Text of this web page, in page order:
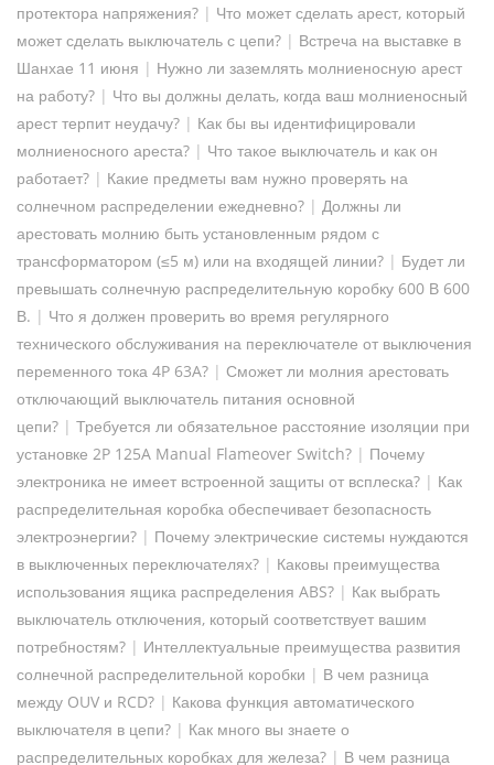
протектора напряжения? | Что может сделать арест, который
может сделать выключатель с цепи? | Встреча на выставке в
Шанхае 11 июня | Нужно ли заземлять молниеносную арест
на работу? | Что вы должны делать, когда ваш молниеносный
арест терпит неудачу? | Как бы вы идентифицировали
молниеносного ареста? | Что такое выключатель и как он
работает? | Какие предметы вам нужно проверять на
солнечном распределении ежедневно? | Должны ли
арестовать молнию быть установленным рядом с
трансформатором (≤5 м) или на входящей линии? | Будет ли
превышать солнечную распределительную коробку 600 В 600
В. | Что я должен проверить во время регулярного
технического обслуживания на переключателе от выключения
переменного тока 4P 63A? | Сможет ли молния арестовать
отключающий выключатель питания основной
цепи? | Требуется ли обязательное расстояние изоляции при
установке 2P 125A Manual Flameover Switch? | Почему
электроника не имеет встроенной защиты от всплеска? | Как
распределительная коробка обеспечивает безопасность
электроэнергии? | Почему электрические системы нуждаются
в выключенных переключателях? | Каковы преимущества
использования ящика распределения ABS? | Как выбрать
выключатель отключения, который соответствует вашим
потребностям? | Интеллектуальные преимущества развития
солнечной распределительной коробки | В чем разница
между OUV и RCD? | Какова функция автоматического
выключателя в цепи? | Как много вы знаете о
распределительных коробках для железа? | В чем разница